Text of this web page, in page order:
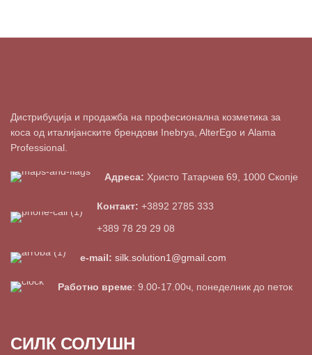
Дистрибуција и продажба на професионална козметика за
коса од италијанските брендови Inebrya, AlterEgo и Alama
Professional.
Адреса: Христо Татарчев 69, 1000 Скопје
Контакт: +3892 2785 333
+389 78 29 29 08
e-mail: silk.solution1@gmail.com
Работно време: 9.00-17.00ч, понеделник до петок
СИЛК СОЛУШН